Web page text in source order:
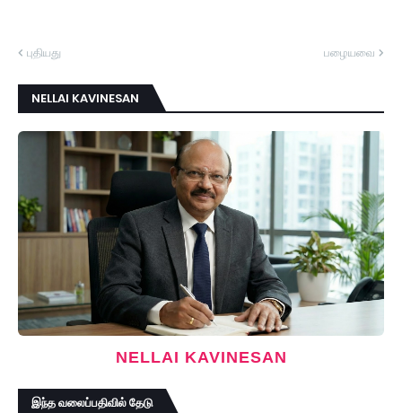
புதியது பழையவை
NELLAI KAVINESAN
NELLAI KAVINESAN
இந்த வலைப்பதிவில் தேடு